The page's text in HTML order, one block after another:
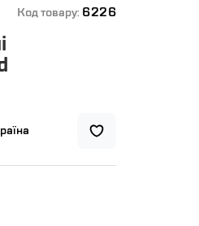
Код товару: 6226